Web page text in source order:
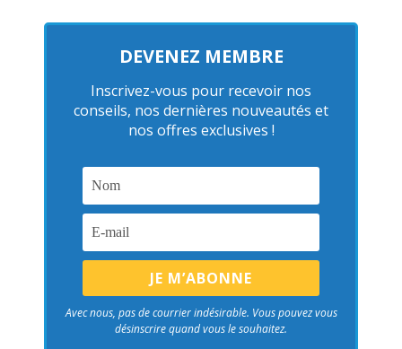
DEVENEZ MEMBRE
Inscrivez-vous pour recevoir nos
conseils, nos dernières nouveautés et
nos offres exclusives !
Avec nous, pas de courrier indésirable. Vous pouvez vous
désinscrire quand vous le souhaitez.